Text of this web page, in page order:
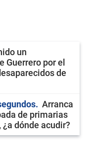
un
Guerrero por el
de
Arranca
de primarias
dónde acudir?